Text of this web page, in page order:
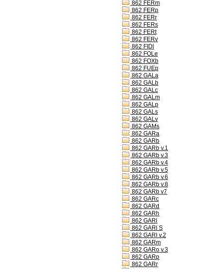
862 FERm
862 FERp
862 FERr
862 FERs
862 FERt
862 FERv
862 FIDl
862 FOLe
862 FOXb
862 FUEp
862 GALa
862 GALb
862 GALc
862 GALm
862 GALp
862 GALs
862 GALv
862 GAMs
862 GARa
862 GARb
862 GARb v.1
862 GARb v.3
862 GARb v.4
862 GARb v.5
862 GARb v.6
862 GARb v.8
862 GARb v7
862 GARc
862 GARd
862 GARh
862 GARl
862 GARl S
862 GARl v.2
862 GARm
862 GARo v.3
862 GARp
862 GARr